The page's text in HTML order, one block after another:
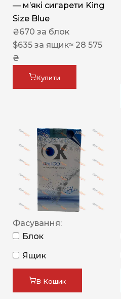
— м’які сигарети King
Size Blue
₴670 за блок
$635 за ящик≈ 28 575
₴
Купити
Фасування:
Блок
Ящик
В Кошик